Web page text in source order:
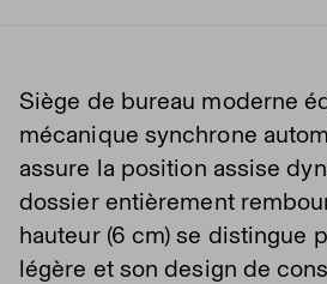
Siège de bureau moderne
mécanique synchrone
assure la position assise
dossier entièrement
hauteur (6 cm) se distingue
légère et son design de